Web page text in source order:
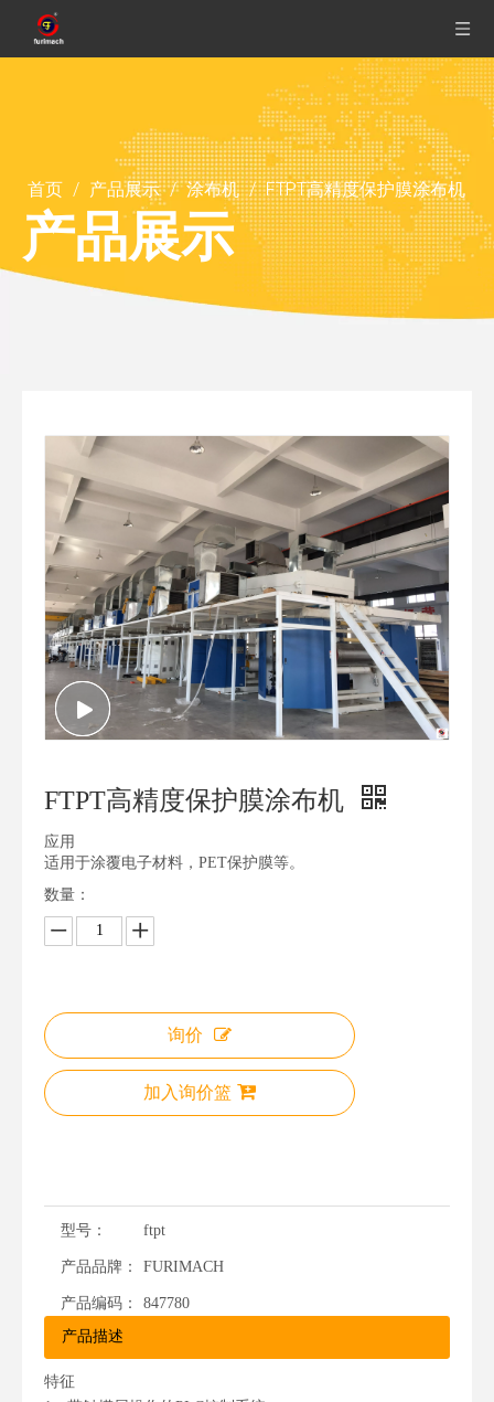
首页 / 产品展示 / 涂布机 / FTPT高精度保护膜涂布机
产品展示
FTPT高精度保护膜涂布机
应用
适用于涂覆电子材料，PET保护膜等。
数量：
询价
加入询价篮
型号： ftpt
产品品牌： FURIMACH
产品编码：
847780
产品描述
特征